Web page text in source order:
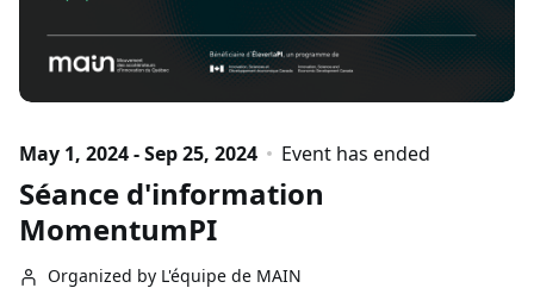
May 1, 2024 - Sep 25, 2024 Event has ended
Séance d'information
MomentumPI
Organized by L'équipe de MAIN